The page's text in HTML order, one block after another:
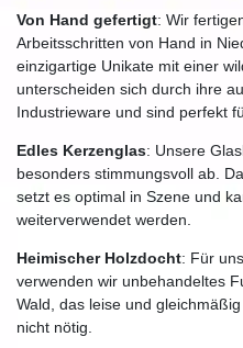
Von Hand gefertigt: Wir
Arbeitsschritten von Hand in
einzigartige Unikate mit einer
unterscheiden sich durch ihre
Industrieware und sind perfekt
Edles Kerzenglas: Unsere
besonders stimmungsvoll ab.
setzt es optimal in Szene und
weiterverwendet werden.
Heimischer Holzdocht: Für
verwenden wir unbehandeltes
Wald, das leise und
nicht nötig.